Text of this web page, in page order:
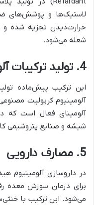
لاستیک‌ها و پوشش‌های
حرارت‌دیدن تجزیه شده
شعله می‌شود.
4. تولید ترکیبات آلومینیومی
این ترکیب پیش‌ماده
آلومینیوم کریولیت
آلومینای فعال است که
شیشه و صنایع پتروشیمی
5. مصارف دارویی
در داروسازی آلومینیوم
برای درمان سوزش معده
می‌شود. این ترکیب با